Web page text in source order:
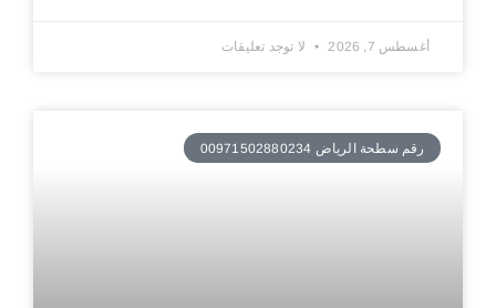
أغسطس 7, 2026 لا توجد تعليقات
رقم سطحة الرياض 00971502880234